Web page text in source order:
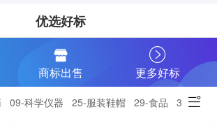
优选好标
商标出售 更多好标
09-科学仪器 25-服装鞋帽 29-食品 30-小食